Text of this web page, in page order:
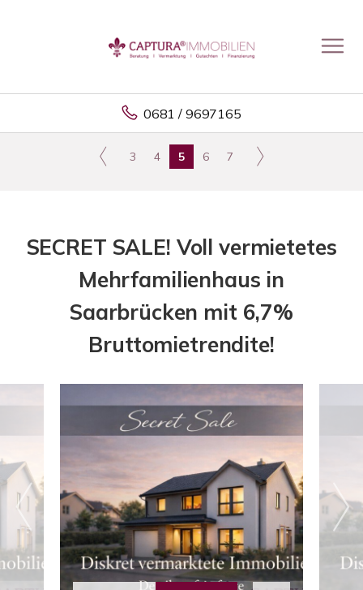
0681 / 9697165
3 4 5 6 7
SECRET SALE! Voll vermietetes
Mehrfamilienhaus in
Saarbrücken mit 6,7%
Bruttomietrendite!